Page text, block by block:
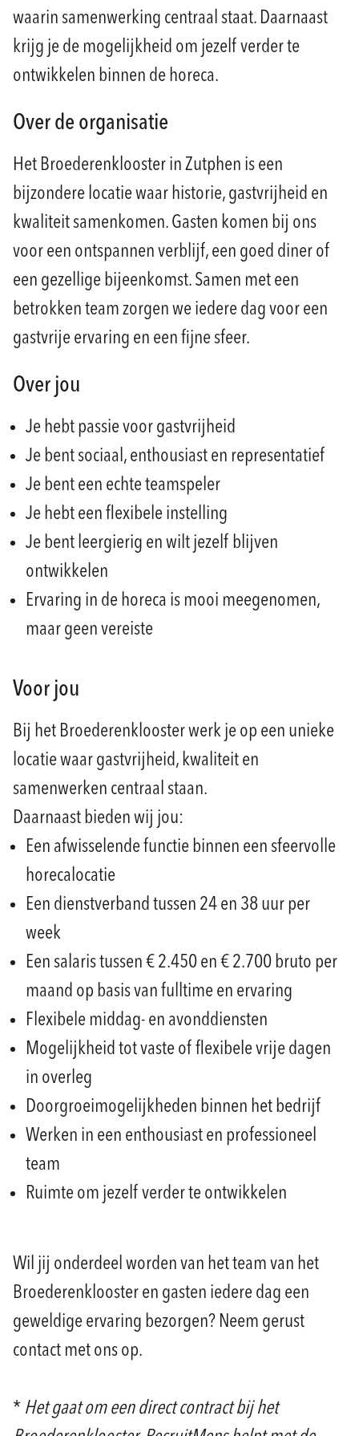
waarin samenwerking centraal staat. Daarnaast
krijg je de mogelijkheid om jezelf verder te
ontwikkelen binnen de horeca.
Over de organisatie
Het Broederenklooster in Zutphen is een
bijzondere locatie waar historie, gastvrijheid en
kwaliteit samenkomen. Gasten komen bij ons
voor een ontspannen verblijf, een goed diner of
een gezellige bijeenkomst. Samen met een
betrokken team zorgen we iedere dag voor een
gastvrije ervaring en een fijne sfeer.
Over jou
Je hebt passie voor gastvrijheid
Je bent sociaal, enthousiast en representatief
Je bent een echte teamspeler
Je hebt een flexibele instelling
Je bent leergierig en wilt jezelf blijven
ontwikkelen
Ervaring in de horeca is mooi meegenomen,
maar geen vereiste
Voor jou
Bij het Broederenklooster werk je op een unieke
locatie waar gastvrijheid, kwaliteit en
samenwerken centraal staan.
Daarnaast bieden wij jou:
Een afwisselende functie binnen een sfeervolle
horecalocatie
Een dienstverband tussen 24 en 38 uur per
week
Een salaris tussen € 2.450 en € 2.700 bruto per
maand op basis van fulltime en ervaring
Flexibele middag- en avonddiensten
Mogelijkheid tot vaste of flexibele vrije dagen
in overleg
Doorgroeimogelijkheden binnen het bedrijf
Werken in een enthousiast en professioneel
team
Ruimte om jezelf verder te ontwikkelen
Wil jij onderdeel worden van het team van het
Broederenklooster en gasten iedere dag een
geweldige ervaring bezorgen? Neem gerust
contact met ons op.
* Het gaat om een direct contract bij het